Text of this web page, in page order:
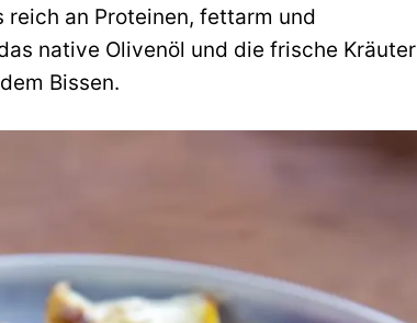
reich an Proteinen, fettarm und
native Olivenöl und die frische Kräuter
Bissen.